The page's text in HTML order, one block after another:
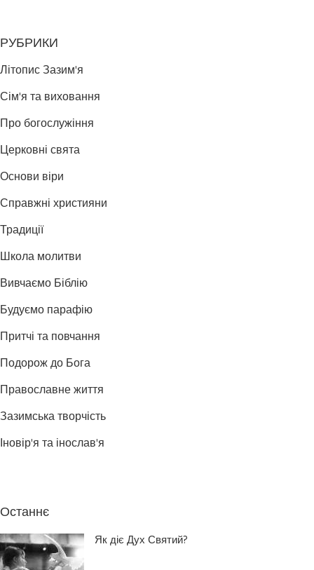
РУБРИКИ
Літопис Зазим'я
Сім'я та виховання
Про богослужіння
Церковні свята
Основи віри
Справжні християни
Традиції
Школа молитви
Вивчаємо Біблію
Будуємо парафію
Притчі та повчання
Подорож до Бога
Православне життя
Зазимська творчість
Іновір'я та інослав'я
Останнє
Як діє Дух Святий?